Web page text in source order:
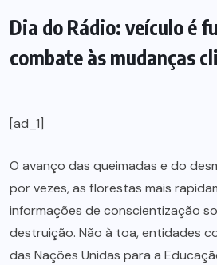
Dia do Rádio: veículo é
combate às mudanças
[ad_1]
O avanço das queimadas e do
por vezes, as florestas mais
informações de conscientização
destruição. Não à toa, entidades
das Nações Unidas para a